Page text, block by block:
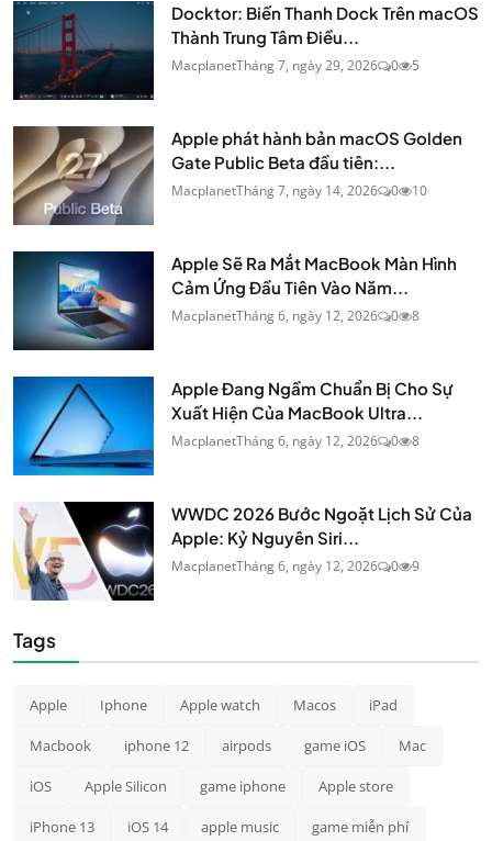
Docktor: Biến Thanh Dock Trên macOS
Thành Trung Tâm Điều...
MacplanetTháng 7, ngày 29, 2026 0 5
Apple phát hành bản macOS Golden
Gate Public Beta đầu tiên:...
MacplanetTháng 7, ngày 14, 2026 0 10
Apple Sẽ Ra Mắt MacBook Màn Hình
Cảm Ứng Đầu Tiên Vào Năm...
MacplanetTháng 6, ngày 12, 2026 0 8
Apple Đang Ngầm Chuẩn Bị Cho Sự
Xuất Hiện Của MacBook Ultra...
MacplanetTháng 6, ngày 12, 2026 0 8
WWDC 2026 Bước Ngoặt Lịch Sử Của
Apple: Kỷ Nguyên Siri...
MacplanetTháng 6, ngày 12, 2026 0 9
Tags
Apple Iphone Apple watch Macos iPad
Macbook iphone 12 airpods game iOS Mac
iOS Apple Silicon game iphone Apple store
iPhone 13 iOS 14 apple music game miễn phí